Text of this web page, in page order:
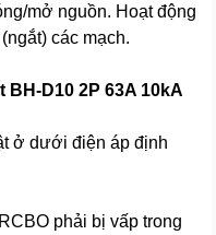
mở nguồn. Hoạt động
các mạch.
D10 2P 63A 10kA
ở dưới điện áp định
phải bị vấp trong